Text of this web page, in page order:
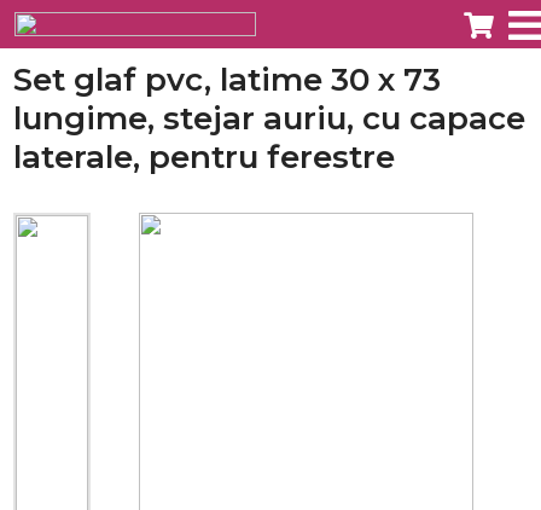
Set glaf pvc, latime 30 x 73
lungime, stejar auriu, cu capace
laterale, pentru ferestre